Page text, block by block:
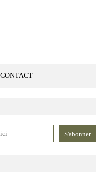
CONTACT